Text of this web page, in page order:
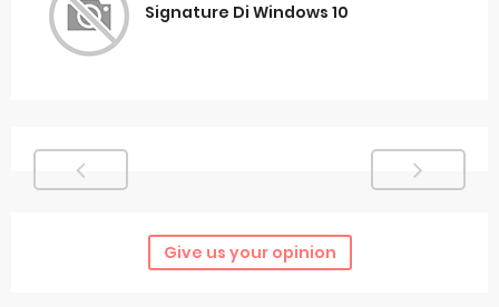
Signature Di Windows 10
Give us your opinion